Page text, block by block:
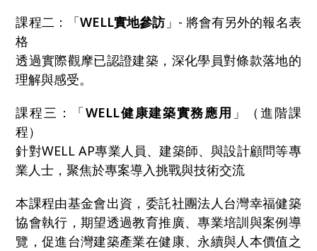
課程二：「WELL實地參訪」- 將會有另外的報名表
格
透過實際觀摩已認證建築，深化學員對條款落地的
理解與感受。
課程三：「WELL健康建築實務應用 」（進階課
程）
針對WELL AP專業人員、建築師、與設計顧問等專
業人士，聚焦於專案導入挑戰與技術交流
本課程由基金會出資，委託社團法人台灣幸福健築
協會執行，期望透過教育推廣、專業培訓與案例導
覽，促進台灣建築產業在健康、永續與人本價值之